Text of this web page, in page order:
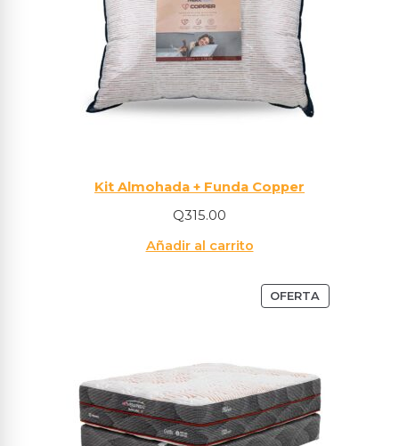
Kit Almohada + Funda Copper
Q315.00
Añadir al carrito
OFERTA